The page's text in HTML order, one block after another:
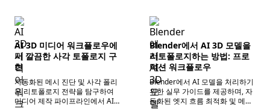
AI 3D 미디어 워크플로우에
서 깔끔한 사각 토폴로지 구
현
자동화된 메시 진단 및 사각 폴리
곤 리토폴로지 전략을 탐구하여
미디어 제작 파이프라인에서 AI
Blender에서 AI 3D 모델을
리토폴로지하는 방법: 프로
덕션 워크플로우
Blender에서 AI 모델을 처리하기
위한 실무 가이드를 제공하며, 자
동화된 엣지 흐름 최적화 및 메시